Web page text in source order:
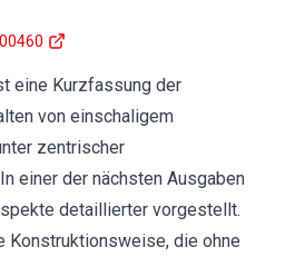
eine Kurzfassung der
von einschaligem
zentrischer
einer der nächsten Ausgaben
detaillierter vorgestellt.
Konstruktionsweise, die ohne